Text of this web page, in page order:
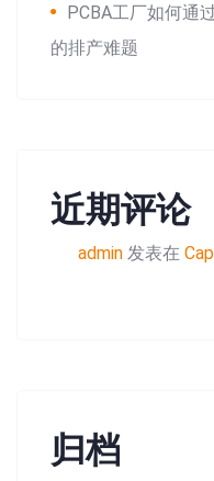
PCBA工厂如何通
的排产难题
近期评论
admin 发表在 Cap
归档